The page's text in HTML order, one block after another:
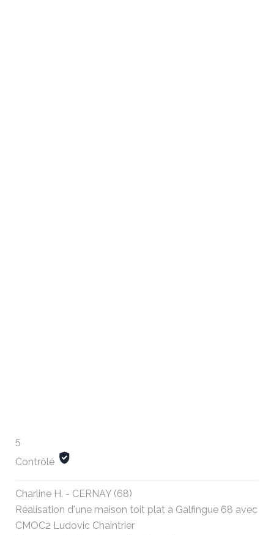
5
Contrôlé
Charline H. - CERNAY (68)
Réalisation d'une maison toit plat à Galfingue 68 avec
CMOC2 Ludovic Chaintrier